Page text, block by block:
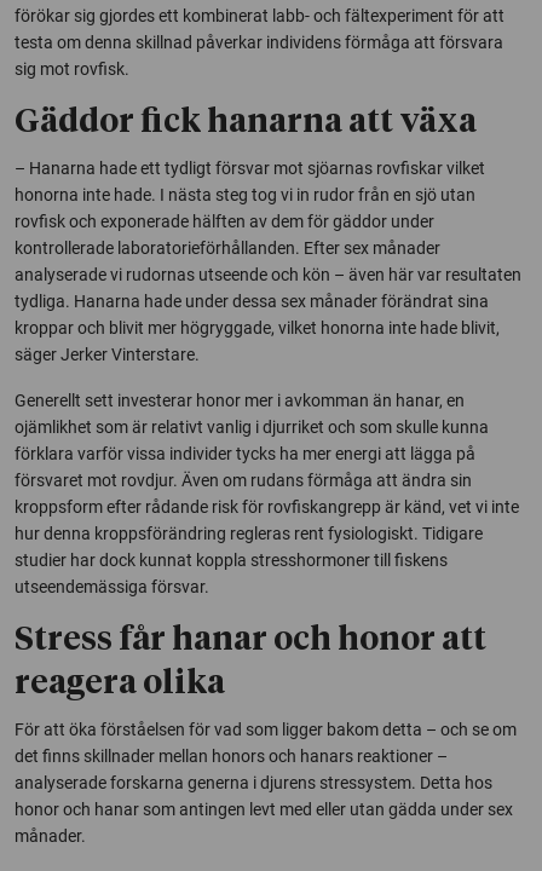
förökar sig gjordes ett kombinerat labb- och fältexperiment för att
testa om denna skillnad påverkar individens förmåga att försvara
sig mot rovfisk.
Gäddor fick hanarna att växa
– Hanarna hade ett tydligt försvar mot sjöarnas rovfiskar vilket
honorna inte hade. I nästa steg tog vi in rudor från en sjö utan
rovfisk och exponerade hälften av dem för gäddor under
kontrollerade laboratorieförhållanden. Efter sex månader
analyserade vi rudornas utseende och kön – även här var resultaten
tydliga. Hanarna hade under dessa sex månader förändrat sina
kroppar och blivit mer högryggade, vilket honorna inte hade blivit,
säger Jerker Vinterstare.
Generellt sett investerar honor mer i avkomman än hanar, en
ojämlikhet som är relativt vanlig i djurriket och som skulle kunna
förklara varför vissa individer tycks ha mer energi att lägga på
försvaret mot rovdjur. Även om rudans förmåga att ändra sin
kroppsform efter rådande risk för rovfiskangrepp är känd, vet vi inte
hur denna kroppsförändring regleras rent fysiologiskt. Tidigare
studier har dock kunnat koppla stresshormoner till fiskens
utseendemässiga försvar.
Stress får hanar och honor att
reagera olika
För att öka förståelsen för vad som ligger bakom detta – och se om
det finns skillnader mellan honors och hanars reaktioner –
analyserade forskarna generna i djurens stressystem. Detta hos
honor och hanar som antingen levt med eller utan gädda under sex
månader.